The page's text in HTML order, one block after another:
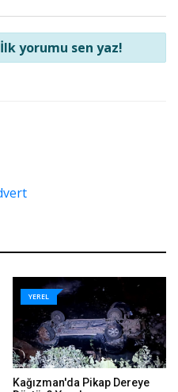
İlk yorumu sen yaz!
YEREL
Kağızman'da Pikap Dereye